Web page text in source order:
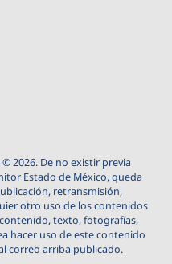
2026. De no existir previa
Estado de México, queda
retransmisión,
otro uso de los contenidos
texto, fotografías,
hacer uso de este contenido
correo arriba publicado.